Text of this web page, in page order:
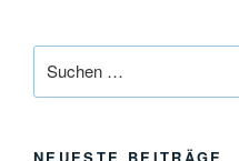
nach:
NEUESTE BEITRÄGE